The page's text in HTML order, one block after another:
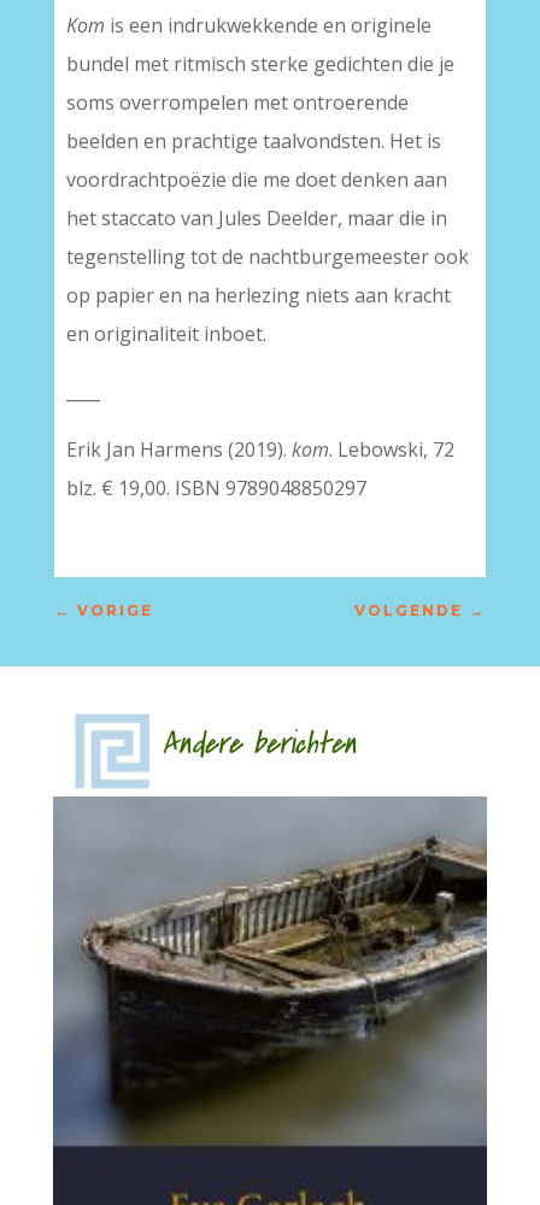
Kom is een indrukwekkende en originele
bundel met ritmisch sterke gedichten die je
soms overrompelen met ontroerende
beelden en prachtige taalvondsten. Het is
voordrachtpoëzie die me doet denken aan
het staccato van Jules Deelder, maar die in
tegenstelling tot de nachtburgemeester ook
op papier en na herlezing niets aan kracht
en originaliteit inboet.
Erik Jan Harmens (2019). kom. Lebowski, 72
blz. € 19,00. ISBN 9789048850297
← VORIGE VOLGENDE →
Andere berichten